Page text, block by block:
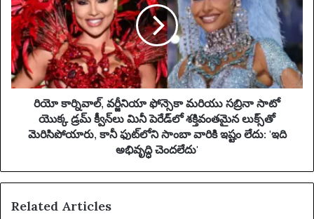
ర్ని
వా
ల్
,
వ
ర్జీ
మ
యు
రియో కార్నివాల్, వర్జీనియా ఫోన్సెకా మరియు సబ్రినా సాటో
యొక్క డ్రమ్ క్వీన్‌లు మినీ పెరేడ్‌లో శక్తివంతమైన లుక్స్‌తో
మెరిసిపోయారు, కానీ ఫుట్‌లోని సాంబా వారికి ఇష్టం లేదు: 'ఇది
అభివృద్ధి చెందలేదు'
Related Articles